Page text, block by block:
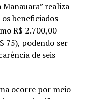
realiza
beneficiados
R$ 2.700,00
75), podendo ser
de seis
ocorre por meio